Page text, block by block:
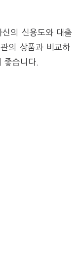
의 신용도와 대출
의 상품과 비교하
습니다.